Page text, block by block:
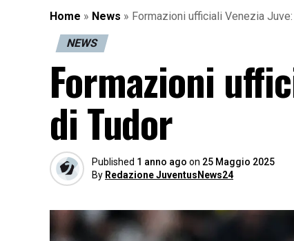
Home » News » Formazioni ufficiali Venezia
NEWS
Formazioni
di Tudor
Published 1 anno ago on 25 Maggio 2025
By Redazione JuventusNews24